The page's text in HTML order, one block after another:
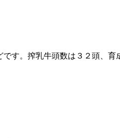
す。搾乳牛頭数は３２頭、育